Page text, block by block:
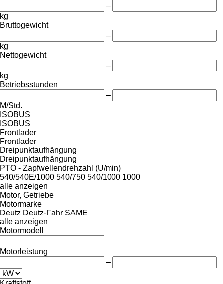
–
kg
Bruttogewicht
–
kg
Nettogewicht
–
kg
Betriebsstunden
–
M/Std.
ISOBUS
ISOBUS
Frontlader
Frontlader
Dreipunktaufhängung
Dreipunktaufhängung
PTO - Zapfwellendrehzahl (U/min)
540/540E/1000 540/750 540/1000 1000
alle anzeigen
Motor, Getriebe
Motormarke
Deutz Deutz-Fahr SAME
alle anzeigen
Motormodell
Motorleistung
–